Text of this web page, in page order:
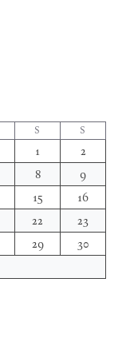
S S
1
2
8
9
15
16
22
23
29
30